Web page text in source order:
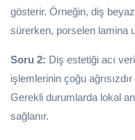
gösterir. Örneğin, diş
sürerken, porselen lamina
Soru 2: Diş estetiği acı
işlemlerinin çoğu
Gerekli durumlarda lokal
sağlanır.